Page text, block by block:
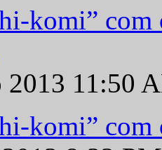
komi” com
2013 11:50
komi” com